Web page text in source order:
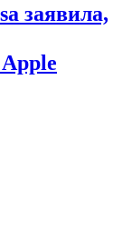
заявила,